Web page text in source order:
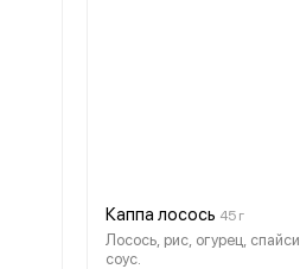
Каппа лосось 45 г
Лосось, рис, огурец, спайси
соус.